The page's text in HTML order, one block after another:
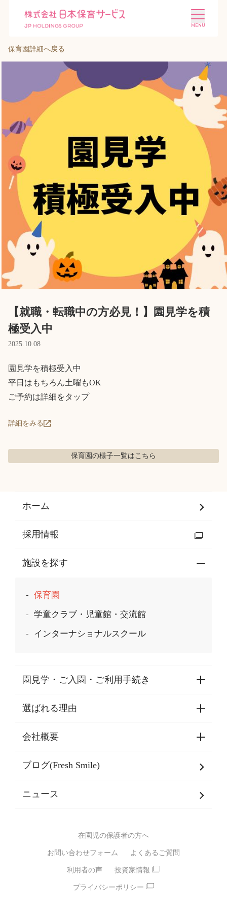
選ばれる理由
会社概要 ニュース
投資家情報 採用情報
ホーム
利用者の声
プライバシーポリシー
保育園詳細へ戻る
【就職・転職中の方必見！】園見学を積
極受入中
2025.10.08
園見学を積極受入中
平日はもちろん土曜もOK
ご予約は詳細をタップ
詳細をみる
保育園の様子一覧はこちら
ホーム
採用情報
施設を探す
保育園
学童クラブ・児童館・交流館
インターナショナルスクール
園見学・ご入園・ご利用手続き
園見学・ご入園・ご利用手続き
東京都認証保育所空き状況
選ばれる理由
選ばれる理由一覧
乳児期・幼児期・
バイリンガル保育園
スポーツ保育園
モンテッソーリ式保育園
STEAMS保育・学童
えいご
会社概要
会社概要
SDGsについて
ブログ(Fresh Smile)
ニュース
在園児の保護者の方へ
お問い合わせフォーム よくあるご質問
利用者の声 投資家情報
プライバシーポリシー